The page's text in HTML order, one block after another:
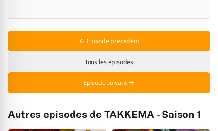
← Episode precedent
Tous les episodes
Episode suivant →
Autres episodes de TAKKEMA - Saison 1